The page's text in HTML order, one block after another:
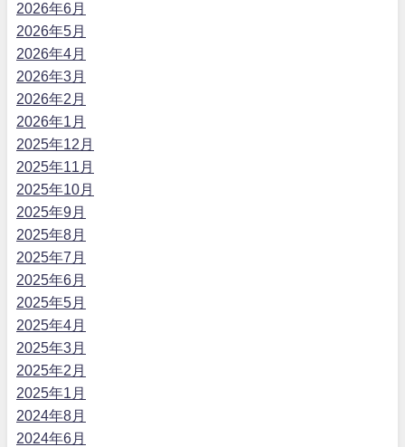
2026年6月
2026年5月
2026年4月
2026年3月
2026年2月
2026年1月
2025年12月
2025年11月
2025年10月
2025年9月
2025年8月
2025年7月
2025年6月
2025年5月
2025年4月
2025年3月
2025年2月
2025年1月
2024年8月
2024年6月